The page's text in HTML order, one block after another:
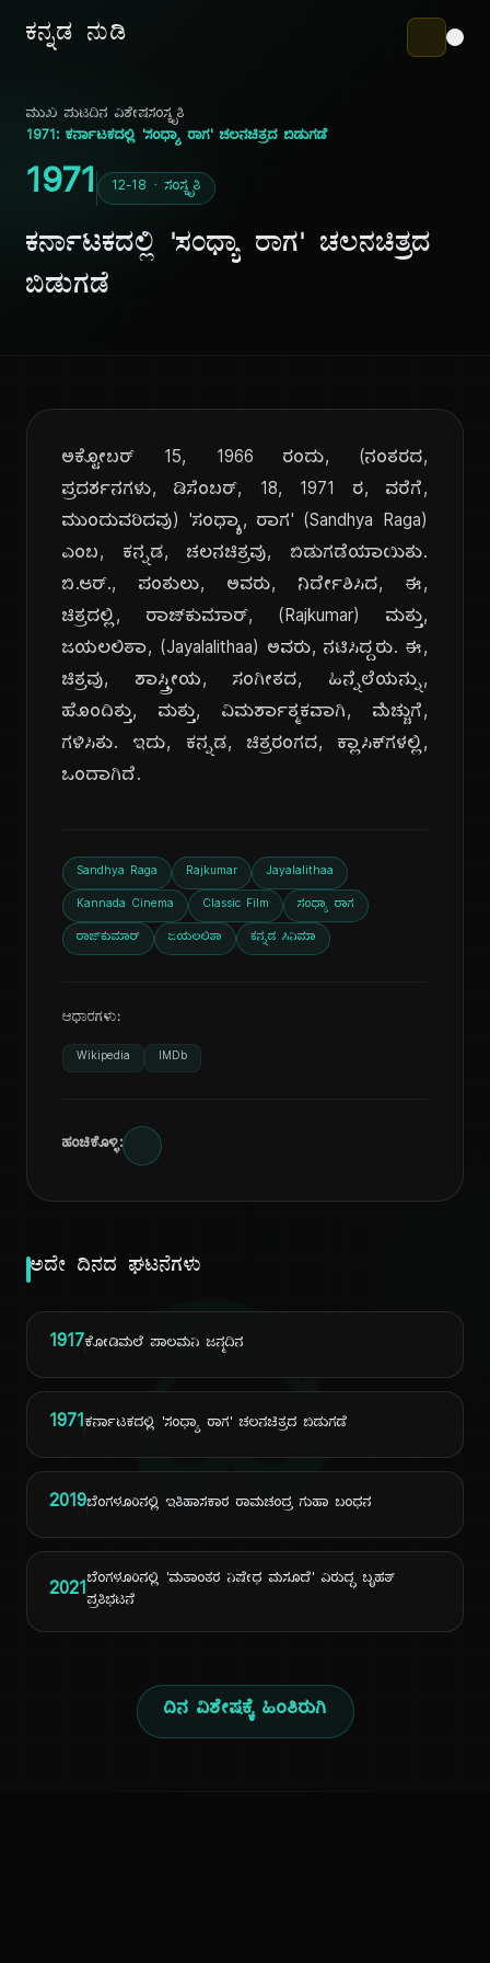
ಕನ್ನಡ ನುಡಿ
ದಿ
ಮುಖ ಪುಟದಿನ ವಿಶೇಷಸಂಸ್ಕೃತಿ
1971: ಕರ್ನಾಟಕದಲ್ಲಿ 'ಸಂಧ್ಯಾ ರಾಗ' ಚಲನಚಿತ್ರದ ಬಿಡುಗಡೆ
1971 12-18 · ಸಂಸ್ಕೃತಿ
ಕರ್ನಾಟಕದಲ್ಲಿ 'ಸಂಧ್ಯಾ ರಾಗ' ಚಲನಚಿತ್ರದ
ಬಿಡುಗಡೆ
ಅಕ್ಟೋಬರ್ 15, 1966 ರಂದು, (ನಂತರದ,
ಪ್ರದರ್ಶನಗಳು, ಡಿಸೆಂಬರ್, 18, 1971 ರ, ವರೆಗೆ,
ಮುಂದುವರಿದವು) 'ಸಂಧ್ಯಾ, ರಾಗ' (Sandhya Raga)
ಎಂಬ, ಕನ್ನಡ, ಚಲನಚಿತ್ರವು, ಬಿಡುಗಡೆಯಾಯಿತು.
ಬಿ.ಆರ್., ಪಂತುಲು, ಅವರು, ನಿರ್ದೇಶಿಸಿದ, ಈ,
ಚಿತ್ರದಲ್ಲಿ, ರಾಜ್‌ಕುಮಾರ್, (Rajkumar) ಮತ್ತು,
ಜಯಲಲಿತಾ, (Jayalalithaa) ಅವರು, ನಟಿಸಿದ್ದರು. ಈ,
ಚಿತ್ರವು, ಶಾಸ್ತ್ರೀಯ, ಸಂಗೀತದ, ಹಿನ್ನೆಲೆಯನ್ನು,
ಹೊಂದಿತ್ತು, ಮತ್ತು, ವಿಮರ್ಶಾತ್ಮಕವಾಗಿ, ಮೆಚ್ಚುಗೆ,
ಗಳಿಸಿತು. ಇದು, ಕನ್ನಡ, ಚಿತ್ರರಂಗದ, ಕ್ಲಾಸಿಕ್‌ಗಳಲ್ಲಿ,
ಒಂದಾಗಿದೆ.
Sandhya Raga Rajkumar Jayalalithaa
Kannada Cinema Classic Film ಸಂಧ್ಯಾ ರಾಗ
ರಾಜ್‌ಕುಮಾರ್ ಜಯಲಲಿತಾ ಕನ್ನಡ ಸಿನಿಮಾ
ಆಧಾರಗಳು:
Wikipedia IMDb
ಹಂಚಿಕೊಳ್ಳಿ:
ಅದೇ ದಿನದ ಘಟನೆಗಳು
1917ಕೋಡಿಮಲೆ ಪಾಲಮನಿ ಜನ್ಮದಿನ
1971ಕರ್ನಾಟಕದಲ್ಲಿ 'ಸಂಧ್ಯಾ ರಾಗ' ಚಲನಚಿತ್ರದ ಬಿಡುಗಡೆ
2019ಬೆಂಗಳೂರಿನಲ್ಲಿ ಇತಿಹಾಸಕಾರ ರಾಮಚಂದ್ರ ಗುಹಾ ಬಂಧನ
2021ಬೆಂಗಳೂರಿನಲ್ಲಿ 'ಮತಾಂತರ ನಿಷೇಧ ಮಸೂದೆ' ವಿರುದ್ಧ ಬೃಹತ್
ಪ್ರತಿಭಟನೆ
ದಿನ ವಿಶೇಷಕ್ಕೆ ಹಿಂತಿರುಗಿ